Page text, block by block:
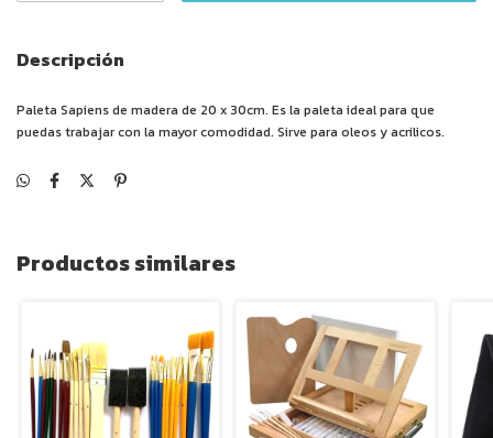
Descripción
Paleta Sapiens de madera de 20 x 30cm. Es la paleta ideal para que
puedas trabajar con la mayor comodidad. Sirve para oleos y acrilicos.
Productos similares